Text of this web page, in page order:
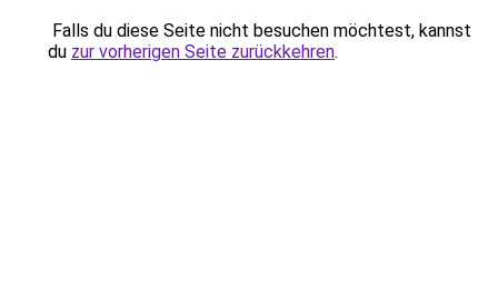
Falls du diese Seite nicht besuchen möchtest, kannst
du zur vorherigen Seite zurückkehren.